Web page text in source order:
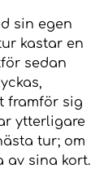
sin egen
kastar en
sedan
framför sig
ytterligare
tur; om
av sina kort.